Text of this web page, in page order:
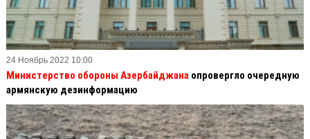
24 Ноябрь 2022 10:00
Министерство обороны Азербайджана опровергло очередную
армянскую дезинформацию